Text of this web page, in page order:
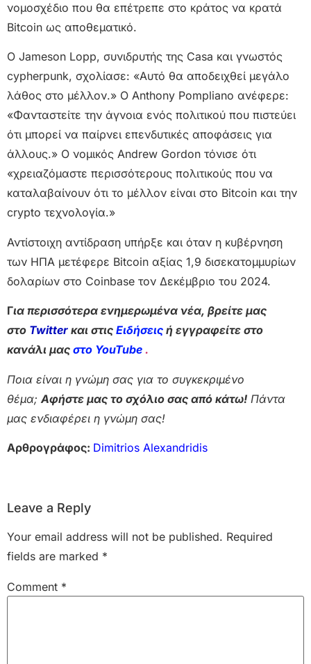
νομοσχέδιο που θα επέτρεπε στο κράτος να κρατά
Bitcoin ως αποθεματικό.
Ο Jameson Lopp, συνιδρυτής της Casa και γνωστός
cypherpunk, σχολίασε: «Αυτό θα αποδειχθεί μεγάλο
λάθος στο μέλλον.» Ο Anthony Pompliano ανέφερε:
«Φανταστείτε την άγνοια ενός πολιτικού που πιστεύει
ότι μπορεί να παίρνει επενδυτικές αποφάσεις για
άλλους.» Ο νομικός Andrew Gordon τόνισε ότι
«χρειαζόμαστε περισσότερους πολιτικούς που να
καταλαβαίνουν ότι το μέλλον είναι στο Bitcoin και την
crypto τεχνολογία.»
Αντίστοιχη αντίδραση υπήρξε και όταν η κυβέρνηση
των ΗΠΑ μετέφερε Bitcoin αξίας 1,9 δισεκατομμυρίων
δολαρίων στο Coinbase τον Δεκέμβριο του 2024.
Για περισσότερα ενημερωμένα νέα, βρείτε μας
στο Twitter και στις Ειδήσεις ή εγγραφείτε στο
κανάλι μας στο YouTube .
Ποια είναι η γνώμη σας για το συγκεκριμένο
θέμα; Αφήστε μας το σχόλιο σας από κάτω! Πάντα
μας ενδιαφέρει η γνώμη σας!
Αρθρογράφος: Dimitrios Alexandridis
Leave a Reply
Your email address will not be published. Required
fields are marked *
Comment *